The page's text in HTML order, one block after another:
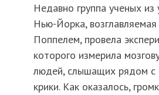
Недавно группа ученых из
Нью-Йорка,
Поппелем, провела
которого измерила
людей, слышащих рядом с
крики. Как оказалось,